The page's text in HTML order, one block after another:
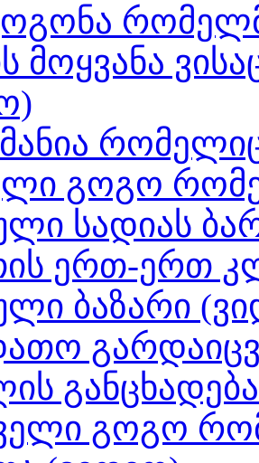
მოყვანა
გოგო
სადიას
ერთ-ერთ
ბაზარი
განცხადება
გოგო